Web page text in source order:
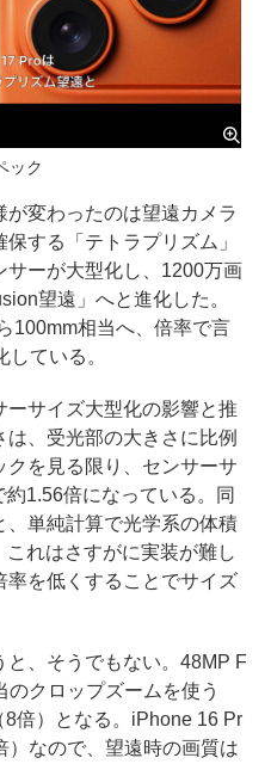
ック
変わったのは望遠カメラ
する「テトラプリズム」
サーが大型化し、1200万画
望遠」へと進化した。
100mm相当へ、倍率で言
ている。
サイズ大型化の影響と推
、受光部の大きさに比例
を見る限り、センサーサ
1.56倍になっている。同
、単純計算で光学系の体積
れはさすがに実装が難し
率を低くすることでサイズ
、そうでもない。48MP F
クロップズームを使う
倍）となる。iPhone 16 Pr
）なので、望遠時の画質は